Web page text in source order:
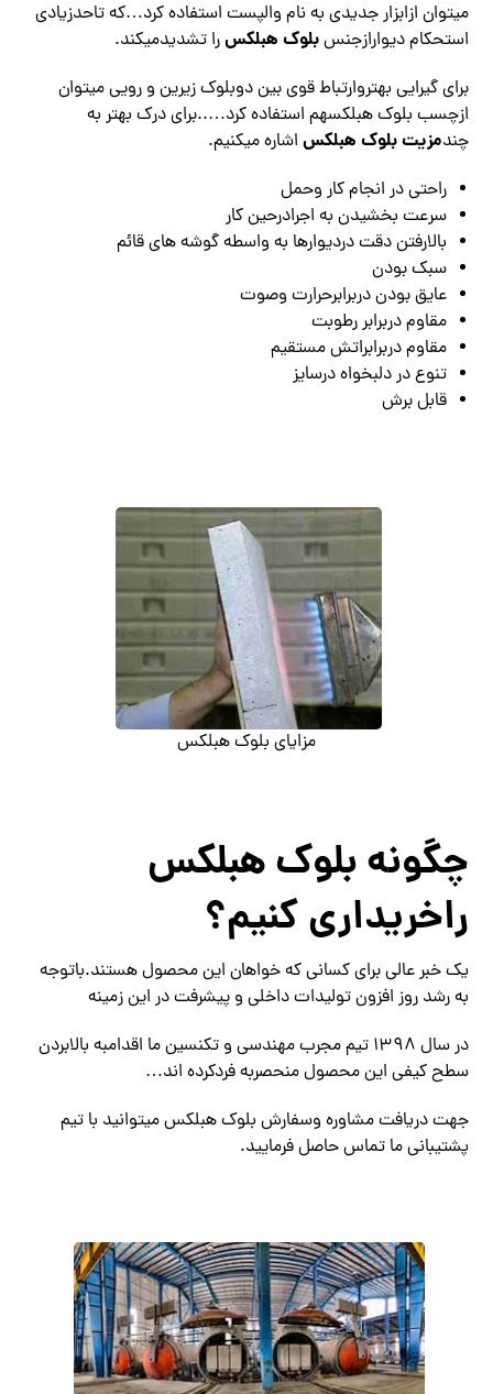
میتوان ازابزار جدیدی به نام والپست استفاده کرد…که تاحدزیادی
استحکام دیوارازجنسبلوک هبلکسرا تشدیدمیکند.
برای گیرایی بهتروارتباط قوی بین دوبلوک زیرین و رویی میتوان
ازچسب بلوک هبلکسهم استفاده کرد…..برای درک بهتر به
چندمزیت بلوک هبلکس اشاره میکنیم.
راحتی در انجام کار وحمل
سرعت بخشیدن به اجرادرحین کار
بالارفتن دقت دردیوارها به واسطه گوشه های قائم
سبک بودن
عایق بودن دربرابرحرارت وصوت
مقاوم دربرابر رطوبت
مقاوم دربرابراتش مستقیم
تنوع در دلبخواه درسایز
قابل برش
مزایای بلوک هبلکس
چگونه بلوک هبلکس
راخریداری کنیم؟
یک خبر عالی برای کسانی که خواهان این محصول هستند.باتوجه
به رشد روز افزون تولیدات داخلی و پیشرفت در این زمینه
در سال 1398 تیم مجرب مهندسی و تکنسین ما اقدامبه بالابردن
سطح کیفی این محصول منحصربه فردکرده اند…
جهت دریافت مشاوره وسفارش بلوک هبلکس میتوانید با تیم
پشتیبانی ما تماس حاصل فرمایید.